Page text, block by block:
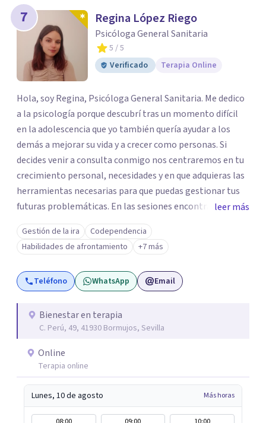
7 Regina López Riego
Psicóloga General Sanitaria
5 / 5
Verificado
Terapia Online
Hola, soy Regina, Psicóloga General Sanitaria. Me dedico
a la psicología porque descubrí tras un momento difícil
en la adolescencia que yo también quería ayudar a los
demás a mejorar su vida y a crecer como personas. Si
decides venir a consulta conmigo nos centraremos en tu
crecimiento personal, necesidades y en que adquieras las
herramientas necesarias para que puedas gestionar tus
futuras problemáticas. En las sesiones encontrarás un
lugar donde abrirte y expresarte sin juicios, donde
explorar tus emociones, conocerte, solucionar tus
heridas y trabajar en tu crecimiento. personal
leer más
Gestión de la ira
Codependencia
Habilidades de afrontamiento
+7 más
Teléfono WhatsApp Email
Bienestar en terapia
C. Perú, 49, 41930 Bormujos, Sevilla
Online
Terapia online
Lunes, 10 de agosto Más horas